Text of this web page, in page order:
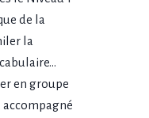
de la
la
en groupe
accompagné